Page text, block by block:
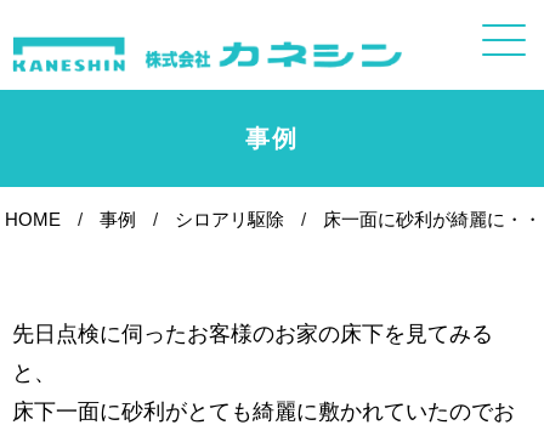
事例
HOME 事例 シロアリ駆除 床一面に砂利が綺麗に・・
先日点検に伺ったお客様のお家の床下を見てみる
と、
床下一面に砂利がとても綺麗に敷かれていたのでお